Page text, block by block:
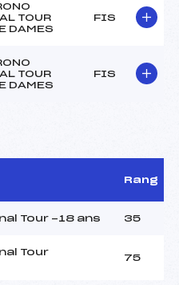
TOUR
DAMES
FIS
TOUR
DAMES
FIS
Rang
Tour -18 ans 35
Tour
75